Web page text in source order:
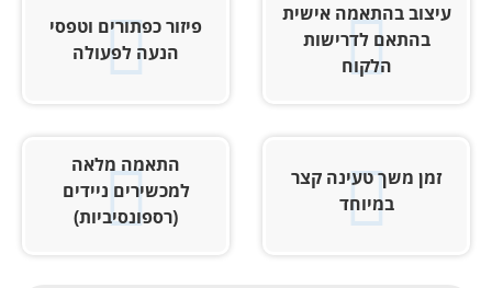
עיצוב בהתאמה אישית
בהתאם לדרישות
הלקוח
פיזור כפתורים וטפסי
הנעה לפעולה
זמן משך טעינה קצר
במיוחד
התאמה מלאה
למכשירים ניידים
(רספונסיביות)